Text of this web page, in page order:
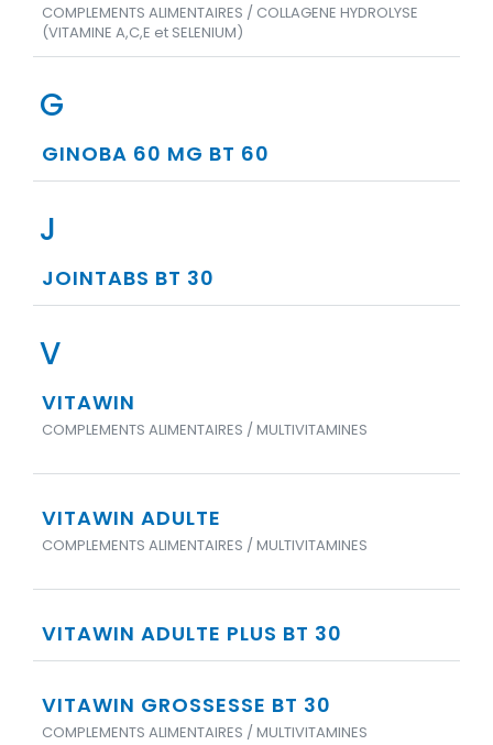
COMPLEMENTS ALIMENTAIRES / COLLAGENE HYDROLYSE
(VITAMINE A,C,E et SELENIUM)
G
GINOBA 60 MG BT 60
J
JOINTABS BT 30
V
VITAWIN
COMPLEMENTS ALIMENTAIRES / MULTIVITAMINES
VITAWIN ADULTE
COMPLEMENTS ALIMENTAIRES / MULTIVITAMINES
VITAWIN ADULTE PLUS BT 30
VITAWIN GROSSESSE BT 30
COMPLEMENTS ALIMENTAIRES / MULTIVITAMINES